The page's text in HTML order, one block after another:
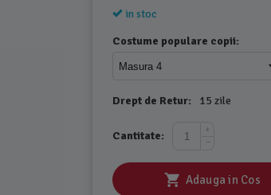
in stoc
Costume populare copii:
Drept de Retur: 15 zile
Cantitate:
+
−
Adauga in Cos